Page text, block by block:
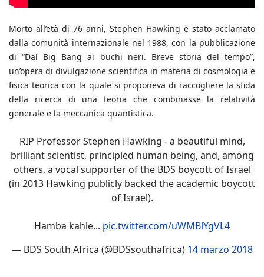
Morto all’età di 76 anni, Stephen Hawking è stato acclamato
dalla comunità internazionale nel 1988, con la pubblicazione
di “Dal Big Bang ai buchi neri. Breve storia del tempo”,
un’opera di divulgazione scientifica in materia di cosmologia e
fisica teorica con la quale si proponeva di raccogliere la sfida
della ricerca di una teoria che combinasse la relatività
generale e la meccanica quantistica.
RIP Professor Stephen Hawking - a beautiful mind,
brilliant scientist, principled human being, and, among
others, a vocal supporter of the BDS boycott of Israel
(in 2013 Hawking publicly backed the academic boycott
of Israel).
Hamba kahle... pic.twitter.com/uWMBlYgVL4
— BDS South Africa (@BDSsouthafrica) 14 marzo 2018